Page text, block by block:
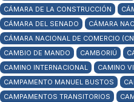
CÁMARA DE LA CONSTRUCCIÓN
CÁMARA DEL SENADO
CÁMARA
CÁMARA NACIONAL DE COMERCIO
CAMBIO DE MANDO
CAMBORIÚ
CAMINO INTERNACIONAL
CAMINO
CAMPAMENTO MANUEL BUSTOS
CAMPAMENTOS TRANSITORIOS